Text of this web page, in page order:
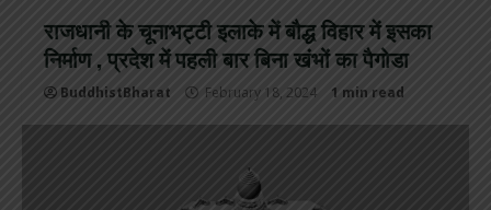
राजधानी के चूनाभट्टी इलाके में बौद्ध विहार में इसका
निर्माण , प्रदेश में पहली बार बिना खंभों का पैगोडा
BuddhistBharat February 18, 2024 1 min read